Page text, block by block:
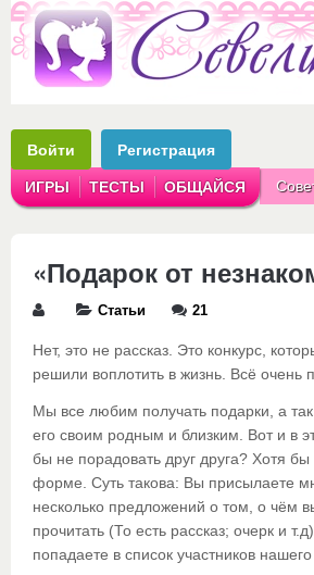
Войти Регистрация
ИГРЫ ТЕСТЫ ОБЩАЙСЯ
«Подарок от
Статьи 21
Нет, это не рассказ. Это конкурс,
решили воплотить в жизнь. Всё очень
Мы все любим получать подарки, а
его своим родным и близким. Вот и в
бы не порадовать друг друга? Хотя
форме. Суть такова: Вы присылаете
несколько предложений о том, о чём
прочитать (То есть рассказ; очерк и
попадаете в список участников